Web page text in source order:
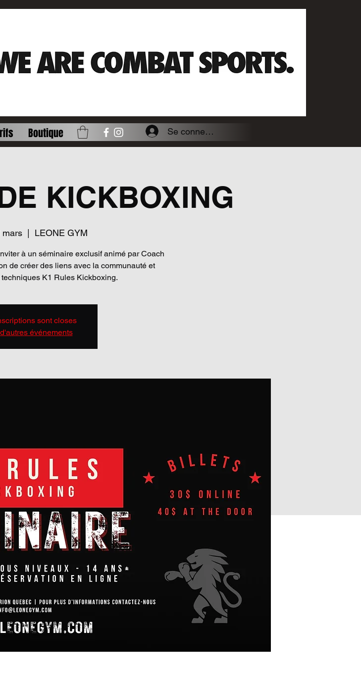
Boutique Se connecter
KICKBOXING
mars LEONE GYM
à un séminaire exclusif animé par Coach
de créer des liens avec la communauté et
techniques K1 Rules Kickboxing.
sont closes
événements